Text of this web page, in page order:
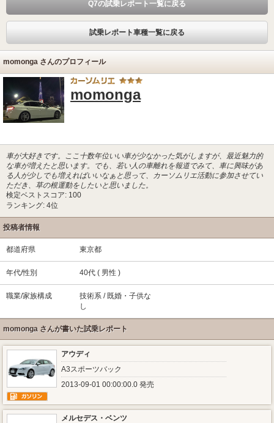
Q7の試乗レポート一覧に戻る
試乗レポート車種一覧に戻る
momonga さんのプロフィール
momonga
車が大好きです。ここ十数年位いい車が少なかった気がしますが、最近魅力的
な車が増えたと思います。でも、若い人の車離れを報道でみて、車に興味があ
る人が少しでも増えればいいなぁと思って、カーソムリエ活動に参加させてい
ただき、草の根運動をしたいと思いました。
検定ベストスコア: 100
ランキング: 4位
投稿者情報
都道府県 東京都
年代/性別 40代 ( 男性 )
職業/家族構成
技術系 / 既婚・子供な
し
momonga さんが書いた試乗レポート
アウディ
A3スポーツバック
2013-09-01 00:00:00.0 発売
メルセデス・ベンツ